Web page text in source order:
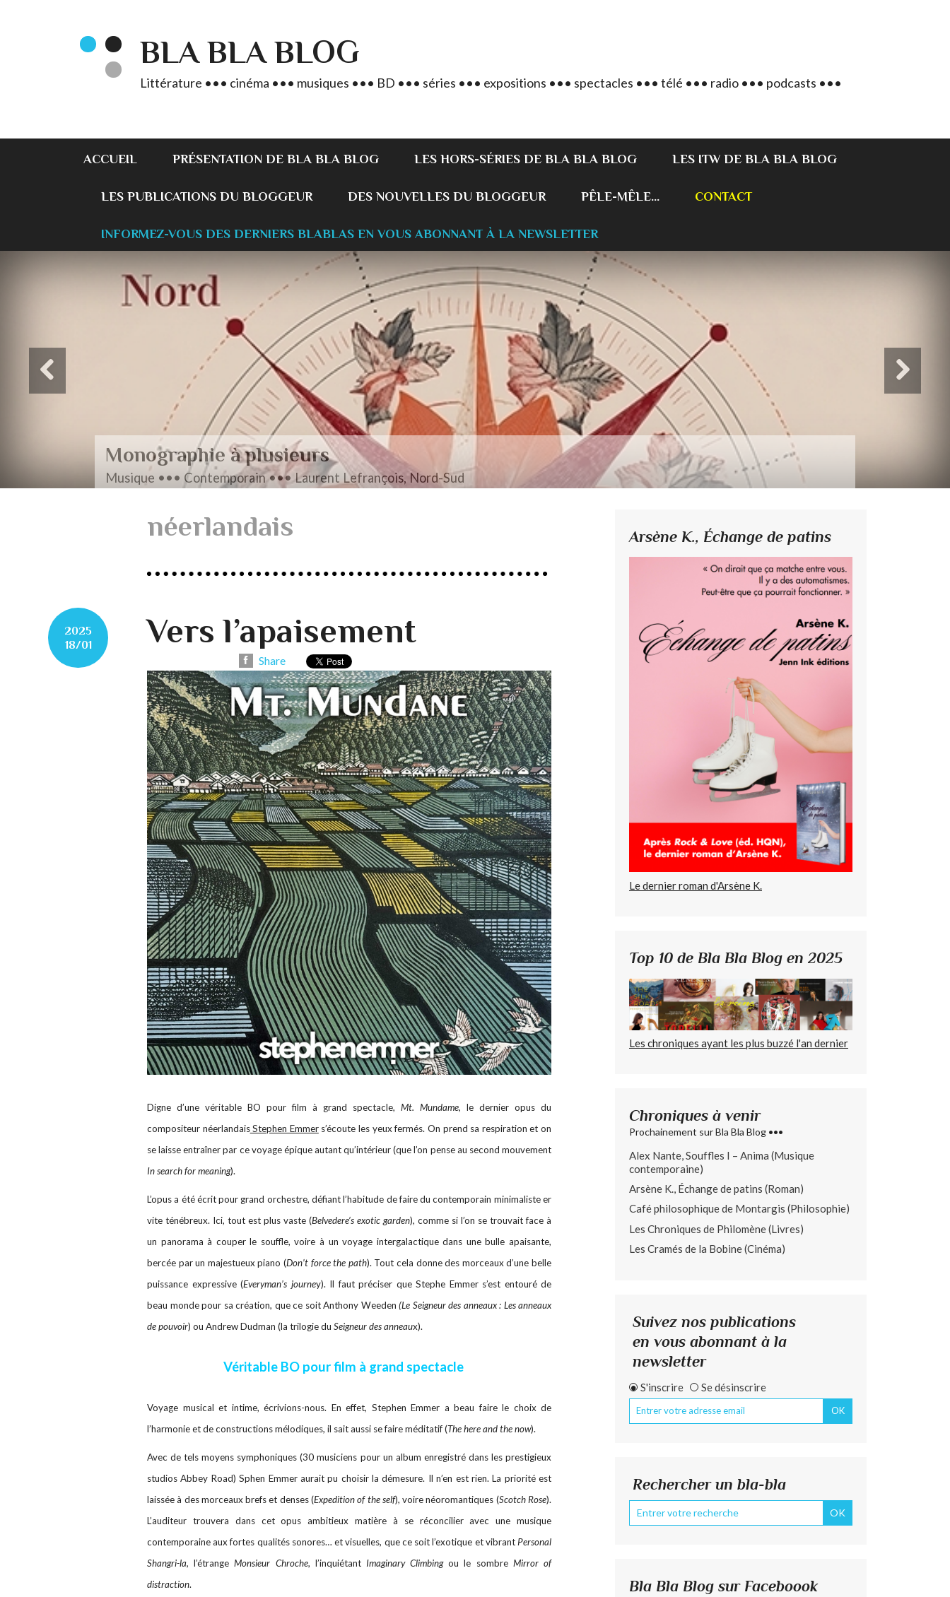
BLA BLA BLOG
Littérature ••• cinéma ••• musiques ••• BD ••• séries ••• expositions ••• spectacles ••• télé ••• radio ••• podcasts •••
ACCUEIL PRÉSENTATION DE BLA BLA BLOG LES HORS-SÉRIES DE BLA BLA BLOG LES ITW DE BLA BLA BLOG
LES PUBLICATIONS DU BLOGGEUR DES NOUVELLES DU BLOGGEUR PÊLE-MÊLE... CONTACT
INFORMEZ-VOUS DES DERNIERS BLABLAS EN VOUS ABONNANT À LA NEWSLETTER
Monographie à plusieurs
Musique ••• Contemporain ••• Laurent Lefrançois, Nord-Sud
néerlandais
2025
18/01
Vers l’apaisement
Share
Digne d’une véritable BO pour film à grand spectacle, Mt. Mundame, le dernier opus du
compositeur néerlandaisStephen Emmers’écoute les yeux fermés. On prend sa respiration et on
se laisse entraîner par ce voyage épique autant qu’intérieur (que l’on pense au second mouvement
In search for meaning).
L’opus a été écrit pour grand orchestre, défiant l’habitude de faire du contemporain minimaliste er
vite ténébreux. Ici, tout est plus vaste (Belvedere’s exotic garden), comme si l’on se trouvait face à
un panorama à couper le souffle, voire à un voyage intergalactique dans une bulle apaisante,
bercée par un majestueux piano (Don’t force the path). Tout cela donne des morceaux d’une belle
puissance expressive (Everyman’s journey). Il faut préciser que Stephe Emmer s’est entouré de
beau monde pour sa création, que ce soit Anthony Weeden (Le Seigneur des anneaux : Les anneaux
de pouvoir) ou Andrew Dudman (la trilogie du Seigneur des anneaux).
Véritable BO pour film à grand spectacle
Voyage musical et intime, écrivions-nous. En effet, Stephen Emmer a beau faire le choix de
l’harmonie et de constructions mélodiques, il sait aussi se faire méditatif (The here and the now).
Avec de tels moyens symphoniques (30 musiciens pour un album enregistré dans les prestigieux
studios Abbey Road) Sphen Emmer aurait pu choisir la démesure. Il n’en est rien. La priorité est
laissée à des morceaux brefs et denses (Expedition of the self), voire néoromantiques (Scotch Rose).
L’auditeur trouvera dans cet opus ambitieux matière à se réconcilier avec une musique
contemporaine aux fortes qualités sonores… et visuelles, que ce soit l’exotique et vibrant Personal
Shangri-la, l’étrangeMonsieur Chroche, l’inquiétantImaginary Climbingou le sombre Mirror of
distraction.
Arsène K., Échange de patins
Le dernier roman d'Arsène K.
Top 10 de Bla Bla Blog en 2025
Les chroniques ayant les plus buzzé l'an dernier
Chroniques à venir
Prochainement sur Bla Bla Blog •••
Alex Nante, Souffles I – Anima (Musique
contemporaine)
Arsène K., Échange de patins (Roman)
Café philosophique de Montargis (Philosophie)
Les Chroniques de Philomène (Livres)
Les Cramés de la Bobine (Cinéma)
Suivez nos publications
en vous abonnant à la
newsletter
S'inscrire Se désinscrire
Rechercher un bla-bla
Bla Bla Blog sur Faceboook